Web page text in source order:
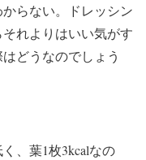
らない。ドレッシン
れよりはいい気がす
どうなのでしょう
、葉1枚3kcalなの